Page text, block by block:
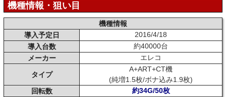
機種情報・狙い目
機種情報
導入予定日
2016/4/18
導入台数
約40000台
メーカー
エレコ
タイプ
A+ART+CT機
(純増1.5枚/ボナ込み1.9枚)
回転数
約34G/50枚